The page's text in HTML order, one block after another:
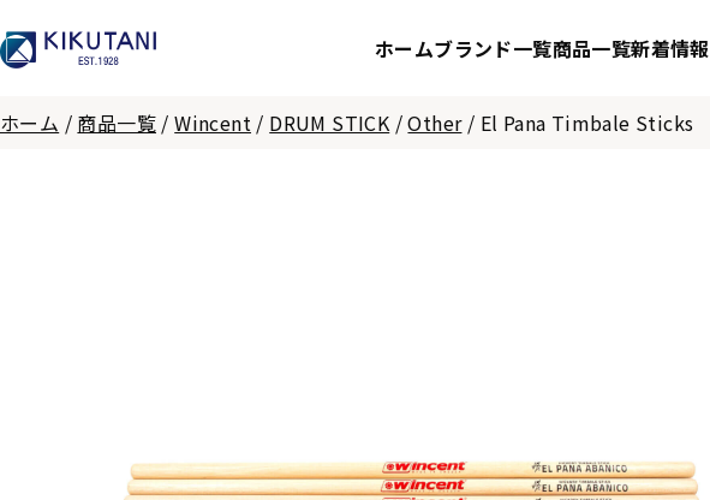
ホームブランド一覧商品一覧新着情報
ホーム / 商品一覧 /Wincent / DRUM STICK /Other/ El Pana Timbale Sticks